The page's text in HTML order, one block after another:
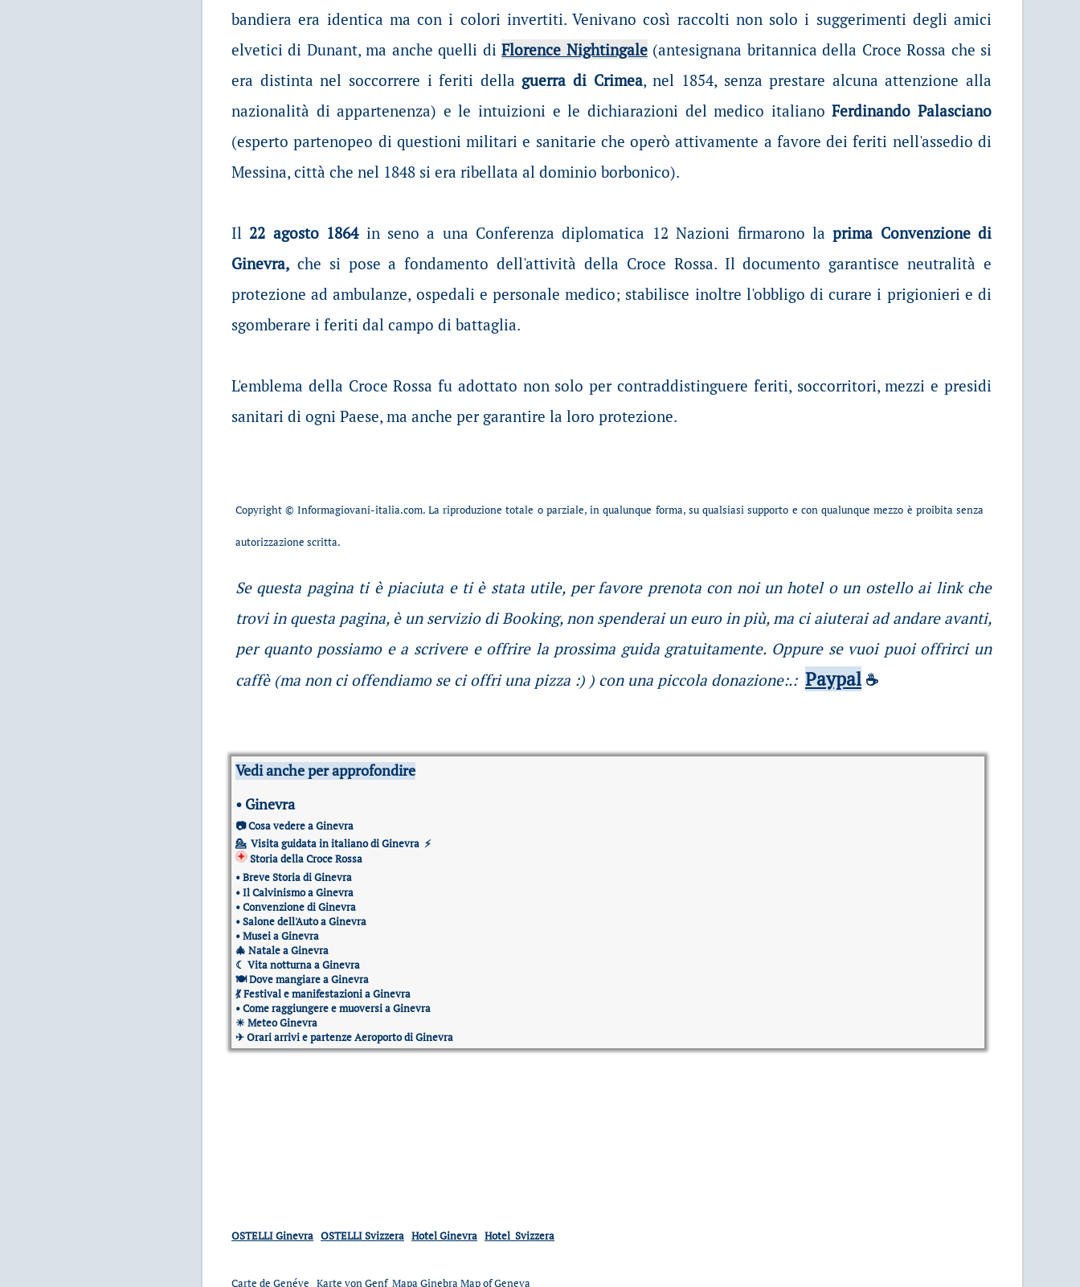
bandiera era identica ma con i colori invertiti. Venivano così raccolti non solo i suggerimenti degli amici
elvetici di Dunant, ma anche quelli diFlorence Nightingale(antesignana britannica della Croce Rossa che si
era distinta nel soccorrere i feriti della guerra di Crimea, nel 1854, senza prestare alcuna attenzione alla
nazionalità di appartenenza) e le intuizioni e le dichiarazioni del medico italianoFerdinando Palasciano
(esperto partenopeo di questioni militari e sanitarie che operò attivamente a favore dei feriti nell'assedio di
Messina, città che nel 1848 si era ribellata al dominio borbonico).
Il22 agosto 1864in seno a una Conferenza diplomatica 12 Nazioni firmarono laprima Convenzione di
Ginevra, che si pose a fondamento dell'attività della Croce Rossa. Il documento garantisce neutralità e
protezione ad ambulanze, ospedali e personale medico; stabilisce inoltre l'obbligo di curare i prigionieri e di
sgomberare i feriti dal campo di battaglia.
L'emblema della Croce Rossa fu adottato non solo per contraddistinguere feriti, soccorritori, mezzi e presidi
sanitari di ogni Paese, ma anche per garantire la loro protezione.
Copyright © Informagiovani-italia.com. La riproduzione totale o parziale, in qualunque forma, su qualsiasi supporto e con qualunque mezzo è proibita senza
autorizzazione scritta.
Se questa pagina ti è piaciuta e ti è stata utile, per favore prenota con noi un hotel o un ostello ai link che
trovi in questa pagina, è un servizio di Booking, non spenderai un euro in più, ma ci aiuterai ad andare avanti,
per quanto possiamo e a scrivere e offrire la prossima guida gratuitamente. Oppure se vuoi puoi offrirci un
caffè (ma non ci offendiamo se ci offri una pizza :) ) con una piccola donazione:.: Paypal ☕
Vedi anche per approfondire
• Ginevra
📷Cosa vedere a Ginevra
💁 Visita guidata in italiano di Ginevra ⚡
Storia della Croce Rossa
•Breve Storia di Ginevra
•Il Calvinismo a Ginevra
•Convenzione di Ginevra
•Salone dell'Auto a Ginevra
•Musei a Ginevra
🎄 Natale a Ginevra
☾ Vita notturna a Ginevra
🍽Dove mangiare a Ginevra
💃Festival e manifestazioni a Ginevra
•Come raggiungere e muoversi a Ginevra
☀ Meteo Ginevra
✈Orari arrivi e partenze Aeroporto di Ginevra
OSTELLI Ginevra OSTELLI Svizzera Hotel Ginevra Hotel Svizzera
Carte de Genéve Karte von Genf Mapa GinebraMap of Geneva